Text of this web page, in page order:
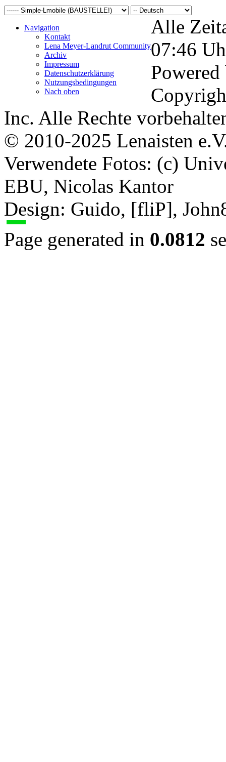
Navigation
Kontakt
Lena Meyer-Landrut Community
Archiv
Impressum
Datenschutzerklärung
Nutzungsbedingungen
Nach oben
Alle
07:46
Inc. Alle Rechte
© 2010-2025 Lenaisten
Verwendete Fotos: (c)
EBU, Nicolas Kantor
Design: Guido, [fliP],
Page generated in 0.0812